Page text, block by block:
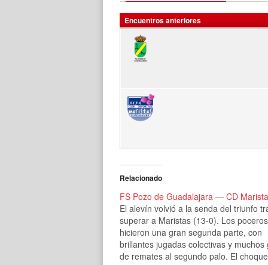
Encuentros anteriores
Relacionado
FS Pozo de Guadalajara — CD
El alevín volvió a la senda del triunfo
superar a Maristas (13-0). Los poceros
hicieron una gran segunda parte, con
brillantes jugadas colectivas y muchos
de remates al segundo palo. El